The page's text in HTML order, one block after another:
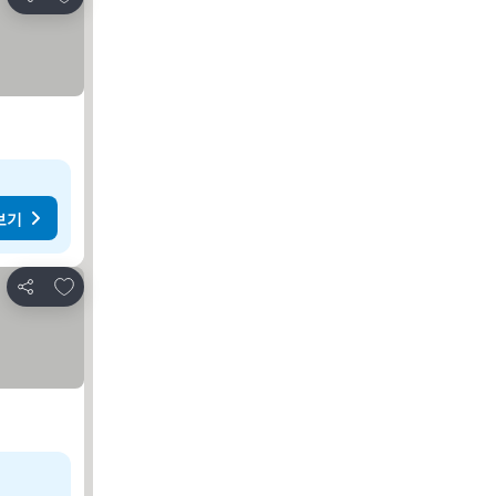
공유
기
공유
즐겨찾기에 추가